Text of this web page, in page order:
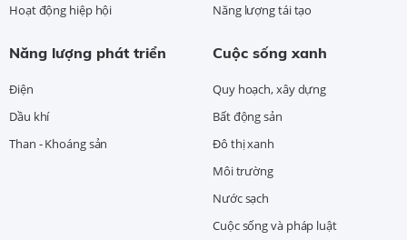
Hoạt động hiệp hội
Năng lượng tái tạo
Năng lượng phát triển
Điện
Dầu khí
Than - Khoáng sản
Cuộc sống xanh
Quy hoạch, xây dựng
Bất động sản
Đô thị xanh
Môi trường
Nước sạch
Cuộc sống và pháp luật